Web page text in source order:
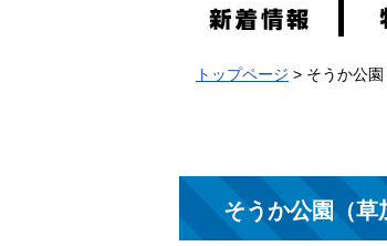
トップページ > そうか公園
そうか公園（草